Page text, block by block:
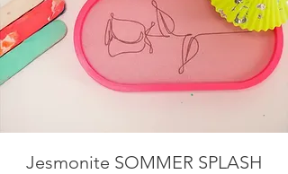
Jesmonite SOMMER SPLASH